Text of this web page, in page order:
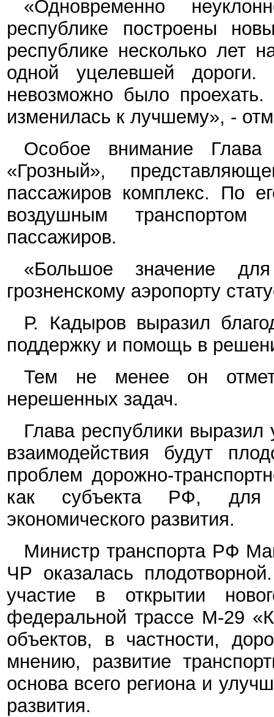
«Одновременно
республике построены
республике несколько лет
одной уцелевшей
невозможно было
изменилась к лучшему», -
Особое внимание
«Грозный»,
пассажиров комплекс. По
воздушным
пассажиров.
«Большое значение
грозненскому аэропорту
Р. Кадыров выразил
поддержку и помощь в
Тем не менее он
нерешенных задач.
Глава республики
взаимодействия будут
проблем дорожно-
как субъекта РФ, для
экономического развития.
Министр транспорта РФ
ЧР оказалась
участие в открытии
федеральной трассе М-29
объектов, в частности,
мнению, развитие
основа всего региона и
развития.